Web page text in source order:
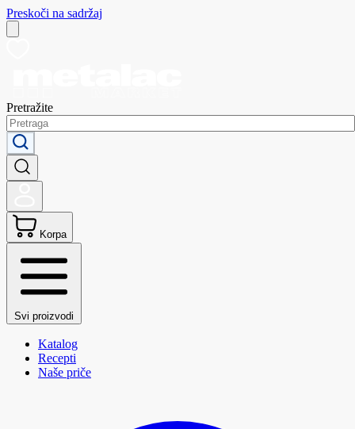
Preskoči na sadržaj
Pretražite
Korpa
Svi proizvodi
Katalog
Recepti
Naše priče